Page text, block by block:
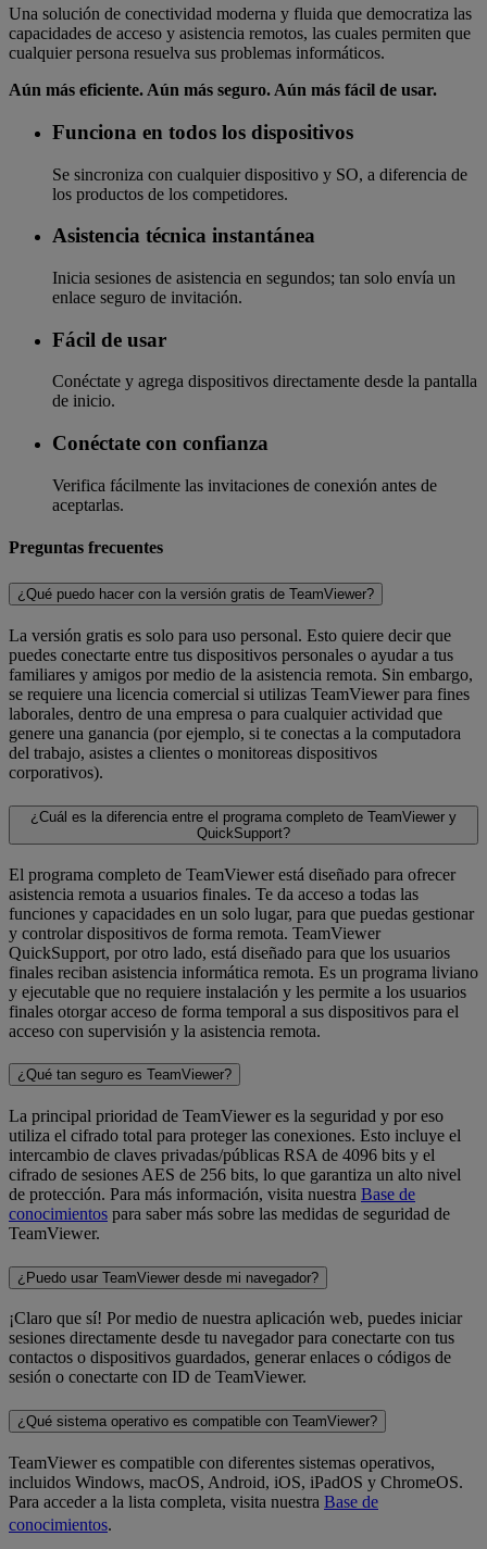
Una solución de conectividad moderna y fluida que democratiza las
capacidades de acceso y asistencia remotos, las cuales permiten que
cualquier persona resuelva sus problemas informáticos.
Aún más eficiente. Aún más seguro. Aún más fácil de usar.
Funciona en todos los dispositivos
Se sincroniza con cualquier dispositivo y SO, a diferencia de
los productos de los competidores.
Asistencia técnica instantánea
Inicia sesiones de asistencia en segundos; tan solo envía un
enlace seguro de invitación.
Fácil de usar
Conéctate y agrega dispositivos directamente desde la pantalla
de inicio.
Conéctate con confianza
Verifica fácilmente las invitaciones de conexión antes de
aceptarlas.
Preguntas frecuentes
¿Qué puedo hacer con la versión gratis de TeamViewer?
La versión gratis es solo para uso personal. Esto quiere decir que
puedes conectarte entre tus dispositivos personales o ayudar a tus
familiares y amigos por medio de la asistencia remota. Sin embargo,
se requiere una licencia comercial si utilizas TeamViewer para fines
laborales, dentro de una empresa o para cualquier actividad que
genere una ganancia (por ejemplo, si te conectas a la computadora
del trabajo, asistes a clientes o monitoreas dispositivos
corporativos).
¿Cuál es la diferencia entre el programa completo de TeamViewer y
QuickSupport?
El programa completo de TeamViewer está diseñado para ofrecer
asistencia remota a usuarios finales. Te da acceso a todas las
funciones y capacidades en un solo lugar, para que puedas gestionar
y controlar dispositivos de forma remota. TeamViewer
QuickSupport, por otro lado, está diseñado para que los usuarios
finales reciban asistencia informática remota. Es un programa liviano
y ejecutable que no requiere instalación y les permite a los usuarios
finales otorgar acceso de forma temporal a sus dispositivos para el
acceso con supervisión y la asistencia remota.
¿Qué tan seguro es TeamViewer?
La principal prioridad de TeamViewer es la seguridad y por eso
utiliza el cifrado total para proteger las conexiones. Esto incluye el
intercambio de claves privadas/públicas RSA de 4096 bits y el
cifrado de sesiones AES de 256 bits, lo que garantiza un alto nivel
de protección. Para más información, visita nuestra Base de
conocimientos para saber más sobre las medidas de seguridad de
TeamViewer.
¿Puedo usar TeamViewer desde mi navegador?
¡Claro que sí! Por medio de nuestra aplicación web, puedes iniciar
sesiones directamente desde tu navegador para conectarte con tus
contactos o dispositivos guardados, generar enlaces o códigos de
sesión o conectarte con ID de TeamViewer.
¿Qué sistema operativo es compatible con TeamViewer?
TeamViewer es compatible con diferentes sistemas operativos,
incluidos Windows, macOS, Android, iOS, iPadOS y ChromeOS.
Para acceder a la lista completa, visita nuestra Base de
conocimientos.